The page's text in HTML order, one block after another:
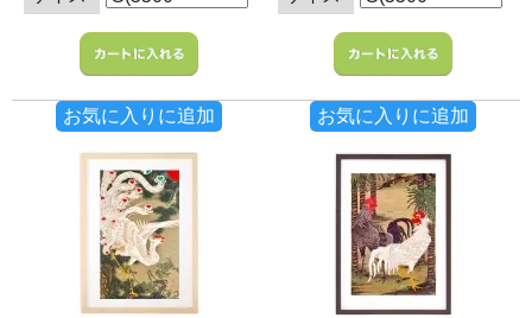
お気に入りに追加 お気に入りに追加